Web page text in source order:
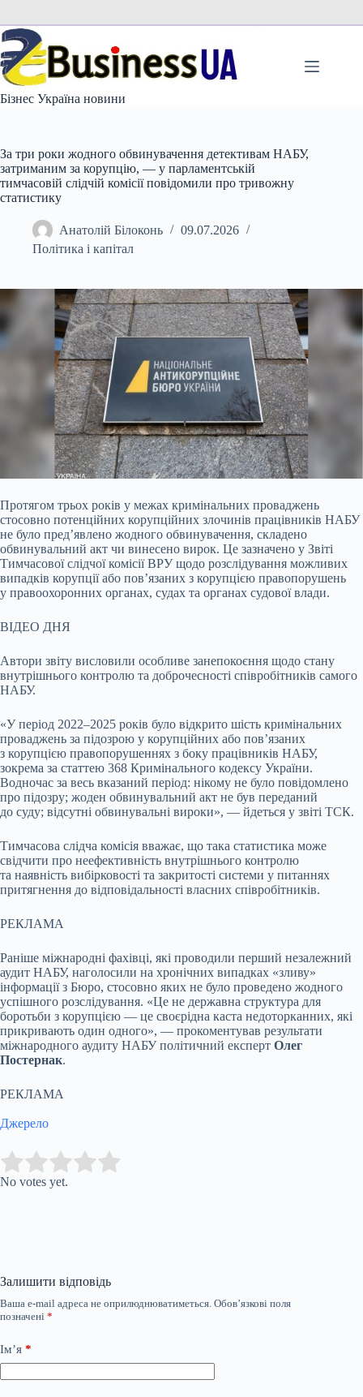
вмісту
Бізнес Україна новини
За три роки жодного обвинувачення детективам НАБУ,
затриманим за корупцію, — у парламентській
тимчасовій слідчій комісії повідомили про тривожну
статистику
Анатолій Білоконь
09.07.2026
Політика і капітал
Протягом трьох років у межах кримінальних проваджень
стосовно потенційних корупційних злочинів працівників НАБУ
не було пред’явлено жодного обвинувачення, складено
обвинувальний акт чи винесено вирок. Це зазначено у Звіті
Тимчасової слідчої комісії ВРУ щодо розслідування можливих
випадків корупції або пов’язаних з корупцією правопорушень
у правоохоронних органах, судах та органах судової влади.
ВІДЕО ДНЯ
Автори звіту висловили особливе занепокоєння щодо стану
внутрішнього контролю та доброчесності співробітників самого
НАБУ.
«У період 2022–2025 років було відкрито шість кримінальних
проваджень за підозрою у корупційних або пов’язаних
з корупцією правопорушеннях з боку працівників НАБУ,
зокрема за статтею 368 Кримінального кодексу України.
Водночас за весь вказаний період: нікому не було повідомлено
про підозру; жоден обвинувальний акт не був переданий
до суду; відсутні обвинувальні вироки», — йдеться у звіті ТСК.
Тимчасова слідча комісія вважає, що така статистика може
свідчити про неефективність внутрішнього контролю
та наявність вибірковості та закритості системи у питаннях
притягнення до відповідальності власних співробітників.
РЕКЛАМА
Раніше міжнародні фахівці, які проводили перший незалежний
аудит НАБУ, наголосили на хронічних випадках «зливу»
інформації з Бюро, стосовно яких не було проведено жодного
успішного розслідування. «Це не державна структура для
боротьби з корупцією — це своєрідна каста недоторканних, які
прикривають один одного», — прокоментував результати
міжнародного аудиту НАБУ політичний експерт Олег
Постернак.
РЕКЛАМА
Джерело
Rate this item:
No votes yet.
Залишити відповідь
Ваша e-mail адреса не оприлюднюватиметься. Обов’язкові поля
позначені *
Ім’я *